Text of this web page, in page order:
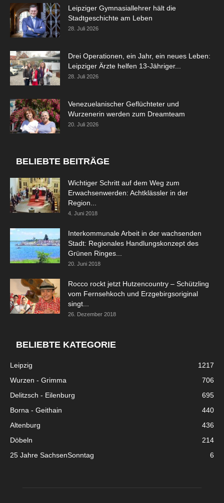
Leipziger Gymnasiallehrer hält die
Stadtgeschichte am Leben
28. Juli 2026
Drei Operationen, ein Jahr, ein neues Leben:
Leipziger Ärzte helfen 13-Jähriger...
28. Juli 2026
Venezuelanischer Geflüchteter und
Wurzenerin werden zum Dreamteam
20. Juli 2026
BELIEBTE BEITRÄGE
Wichtiger Schritt auf dem Weg zum
Erwachsenwerden: Achtklässler in der
Region...
4. Juni 2018
Interkommunale Arbeit in der wachsenden
Stadt: Regionales Handlungskonzept des
Grünen Ringes...
20. Juni 2018
Rocco rockt jetzt Hutzencountry – Schützling
vom Fernsehkoch und Erzgebirgsoriginal
singt...
26. Dezember 2018
BELIEBTE KATEGORIE
Leipzig
1217
Wurzen - Grimma
706
Delitzsch - Eilenburg
695
Borna - Geithain
440
Altenburg
436
Döbeln
214
25 Jahre SachsenSonntag
6